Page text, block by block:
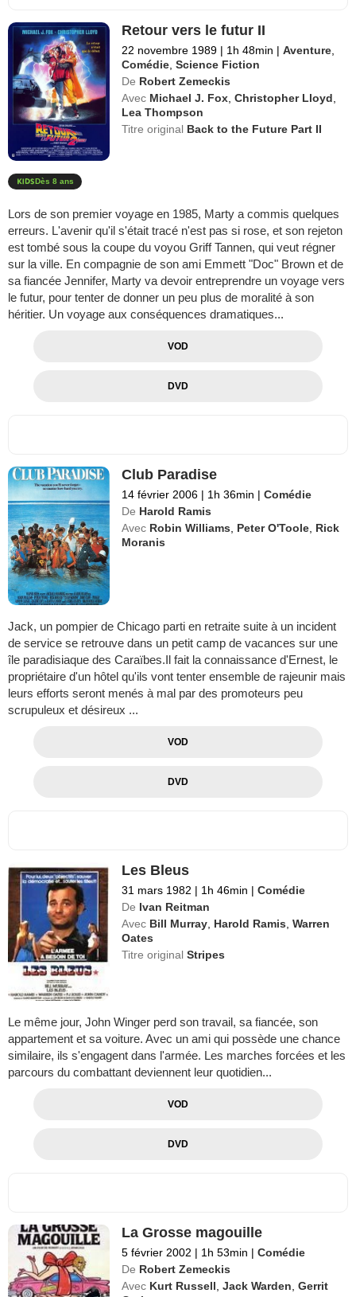
Retour vers le futur II
22 novembre 1989 | 1h 48min | Aventure,
Comédie,Science Fiction
De Robert Zemeckis
Avec Michael J. Fox,Christopher Lloyd,
Lea Thompson
Titre original Back to the Future Part II
Dès 8 ans
Lors de son premier voyage en 1985, Marty a commis quelques
erreurs. L'avenir qu'il s'était tracé n'est pas si rose, et son rejeton
est tombé sous la coupe du voyou Griff Tannen, qui veut régner
sur la ville. En compagnie de son ami Emmett "Doc" Brown et de
sa fiancée Jennifer, Marty va devoir entreprendre un voyage vers
le futur, pour tenter de donner un peu plus de moralité à son
héritier. Un voyage aux conséquences dramatiques...
VOD
DVD
Club Paradise
14 février 2006 | 1h 36min | Comédie
De Harold Ramis
Avec Robin Williams Peter O'Toole Rick
Moranis
Jack, un pompier de Chicago parti en retraite suite à un incident
de service se retrouve dans un petit camp de vacances sur une
île paradisiaque des Caraïbes.Il fait la connaissance d'Ernest, le
propriétaire d'un hôtel qu'ils vont tenter ensemble de rajeunir mais
leurs efforts seront menés à mal par des promoteurs peu
scrupuleux et désireux ...
VOD
DVD
Les Bleus
31 mars 1982 | 1h 46min | Comédie
De Ivan Reitman
Avec Bill Murray Harold Ramis ,Warren
Oates
Titre originalStripes
Le même jour, John Winger perd son travail, sa fiancée, son
appartement et sa voiture. Avec un ami qui possède une chance
similaire, ils s'engagent dans l'armée. Les marches forcées et les
parcours du combattant deviennent leur quotidien...
VOD
DVD
La Grosse magouille
5 février 2002 | 1h 53min | Comédie
De Robert Zemeckis
Avec Kurt Russell ,Jack Warden ,Gerrit